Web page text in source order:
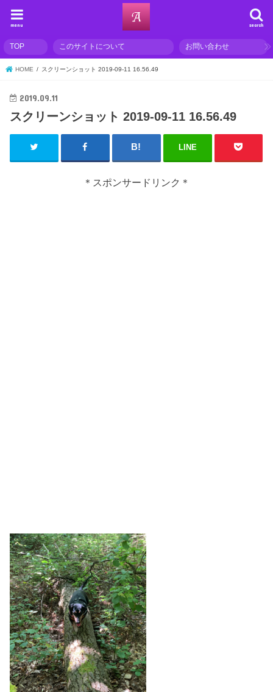
search
menu
TOP このサイトについて お問い合わせ
HOME スクリーンショット 2019-09-11 16.56.49
2019.09.11
スクリーンショット 2019-09-11 16.56.49
LINE
＊スポンサードリンク＊